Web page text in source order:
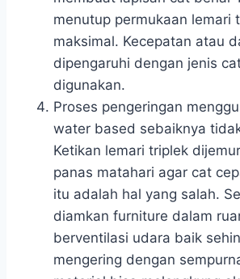
menutup permukaan lemari
maksimal. Kecepatan atau
dipengaruhi dengan jenis
digunakan.
Proses pengeringan
water based sebaiknya
Ketikan lemari triplek
panas matahari agar cat
itu adalah hal yang salah.
diamkan furniture dalam
berventilasi udara baik
mengering dengan